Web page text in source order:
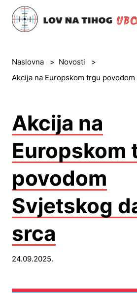
Naslovna > Novosti
>
Akcija na Europskom trgu
Akcija na
Europskom
povodom
Svjetskog
srca
24.09.2025.